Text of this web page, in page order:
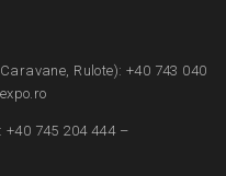
Rulote): +40 743 040
745 204 444 –